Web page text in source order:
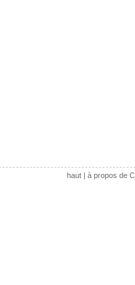
haut| à propos de